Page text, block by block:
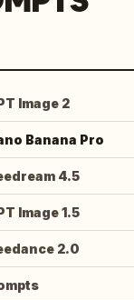
Image 2
Banana Pro
4.5
Image 1.5
2.0